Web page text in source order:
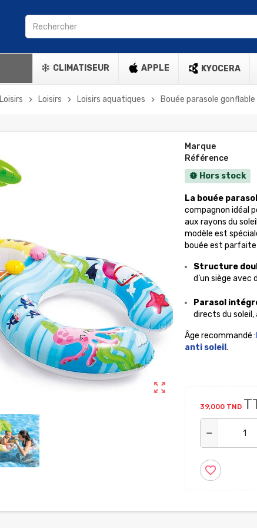
CLIMATISEUR APPLE KYOCERA
chevron_right Loisirs chevron_right Loisirs aquatiques chevron_right Bouée parasole
zoom_out_map
Marque
Référence
new_releases Hors stock
La bouée
compagnon idéal
aux rayons du
modèle est
bouée est
Structure
d’un siège
Parasol
directs du
Âge recommandé :
anti soleil .
39,000 TND
remove
favorite_border